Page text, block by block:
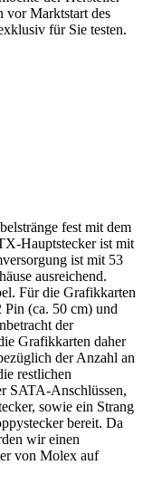
vor Marktstart des
für Sie testen.
fest mit dem
Hauptstecker ist mit
ist mit 53
ausreichend.
Für die Grafikkarten
(ca. 50 cm) und
der
Grafikkarten daher
der Anzahl an
restlichen
SATA-Anschlüssen,
sowie ein Strang
bereit. Da
wir einen
von Molex auf